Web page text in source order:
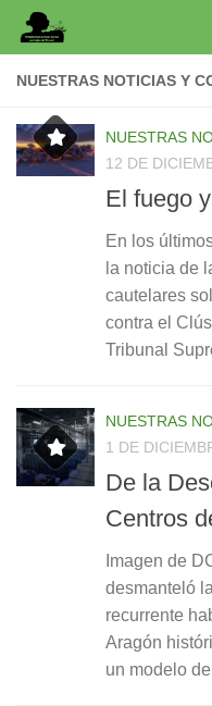
Saltar al contenido
NUESTRAS NOTICIAS Y
NUESTRAS
12 DE
El fuego
En los
la noticia de
cautelares
contra el
Tribunal
NUESTRAS
1 DE
De la
Centros
Imagen de
desmanteló
recurrente
Aragón
un modelo